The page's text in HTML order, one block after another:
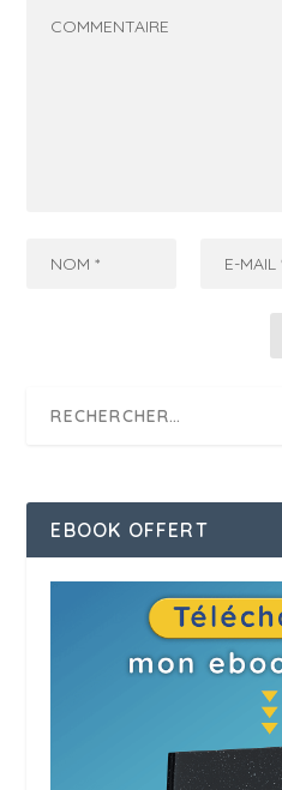
EBOOK OFFERT